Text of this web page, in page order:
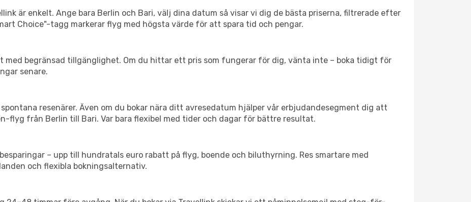
är enkelt. Ange bara Berlin och Bari, välj dina datum så visar vi dig de bästa priserna, filtrerade efter
Choice"-tagg markerar flyg med högsta värde för att spara tid och pengar.
med begränsad tillgänglighet. Om du hittar ett pris som fungerar för dig, vänta inte – boka tidigt för
senare.
resenärer. Även om du bokar nära ditt avresedatum hjälper vår erbjudandesegment dig att
flyg från Berlin till Bari. Var bara flexibel med tider och dagar för bättre resultat.
– upp till hundratals euro rabatt på flyg, boende och biluthyrning. Res smartare med
och flexibla bokningsalternativ.